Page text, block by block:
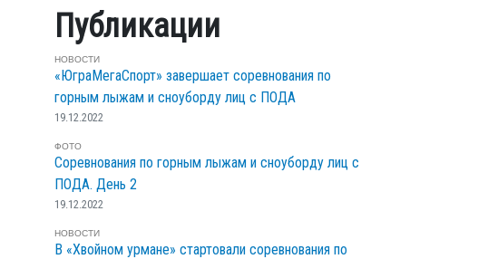
Публикации
НОВОСТИ
«ЮграМегаСпорт» завершает соревнования по
горным лыжам и сноуборду лиц с ПОДА
19.12.2022
ФОТО
Соревнования по горным лыжам и сноуборду лиц с
ПОДА. День 2
19.12.2022
НОВОСТИ
В «Хвойном урмане» стартовали соревнования по